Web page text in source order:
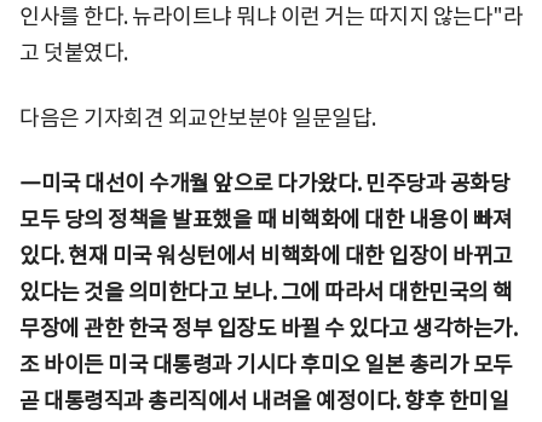
인사를 한다. 뉴라이트냐 뭐냐 이런 거는 따지지 않는다"라
고 덧붙였다.
다음은 기자회견 외교안보분야 일문일답.
―미국 대선이 수개월 앞으로 다가왔다. 민주당과 공화당
모두 당의 정책을 발표했을 때 비핵화에 대한 내용이 빠져
있다. 현재 미국 워싱턴에서 비핵화에 대한 입장이 바뀌고
있다는 것을 의미한다고 보나. 그에 따라서 대한민국의 핵
무장에 관한 한국 정부 입장도 바뀔 수 있다고 생각하는가.
조 바이든 미국 대통령과 기시다 후미오 일본 총리가 모두
곧 대통령직과 총리직에서 내려올 예정이다. 향후 한미일